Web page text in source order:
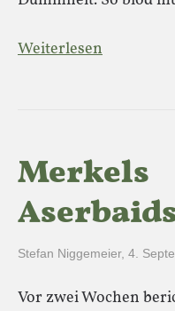
Weiterlesen
Merkels
Stefan Niggemeier, 4.
Vor zwei Wochen